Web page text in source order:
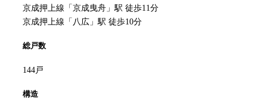
京成押上線「京成曳舟」駅 徒歩11分
京成押上線「八広」駅 徒歩10分
総戸数
144戸
構造